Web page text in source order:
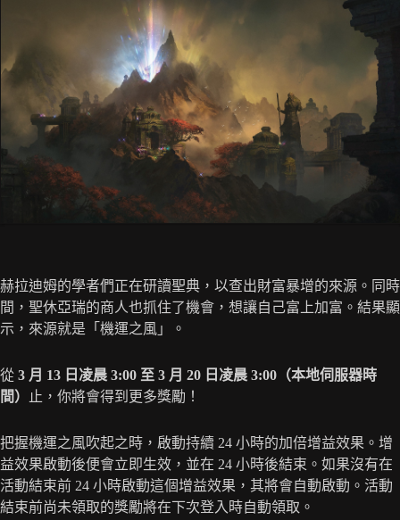
赫拉迪姆的學者們正在研讀聖典，以查出財富暴增的來源。同時
間，聖休亞瑞的商人也抓住了機會，想讓自己富上加富。結果顯
示，來源就是「機運之風」。
從 3 月 13 日凌晨 3:00 至 3 月 20 日凌晨 3:00（本地伺服器時
間）
止，你將會得到更多獎勵！
把握機運之風吹起之時，啟動持續 24 小時的加倍增益效果。增
益效果啟動後便會立即生效，並在 24 小時後結束。如果沒有在
活動結束前 24 小時啟動這個增益效果，其將會自動啟動。活動
結束前尚未領取的獎勵將在下次登入時自動領取。